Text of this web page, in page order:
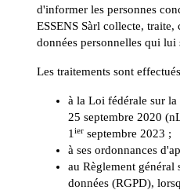
d'informer les personnes
ESSENS Sàrl collecte, traite,
données personnelles qui lui
Les traitements sont
à la Loi fédérale sur
25 septembre 2020
1 ier septembre 2023 ;
à ses ordonnances
au Règlement général
données (RGPD),